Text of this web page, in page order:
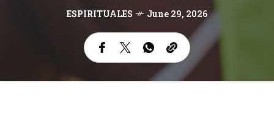
ESPIRITUALES June 29, 2026